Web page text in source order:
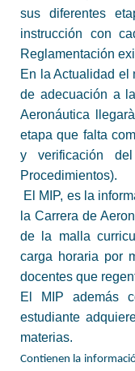
sus diferentes
instrucción con
Reglamentación
En la Actualidad el
de adecuación a
Aeronáutica
etapa que falta
y verificación
Procedimientos).
El MIP, es la
la Carrera de
de la malla
carga horaria por
docentes que
El MIP además
estudiante
materias.
Contienen la